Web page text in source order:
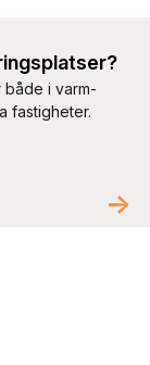
i varm-
fastigheter.